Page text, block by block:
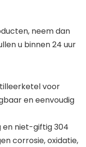
neem dan
u binnen 24 uur
voor
en eenvoudig
en niet-giftig 304
corrosie, oxidatie,